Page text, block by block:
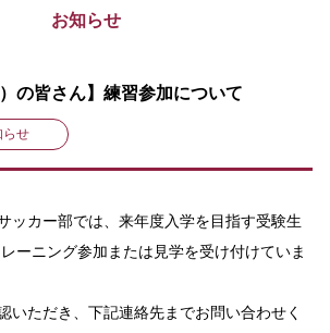
お知らせ
の皆さん】練習参加について
らせ
ッカー部では、来年度入学を目指す受験生
ーニング参加または見学を受け付けていま
いただき、下記連絡先までお問い合わせく